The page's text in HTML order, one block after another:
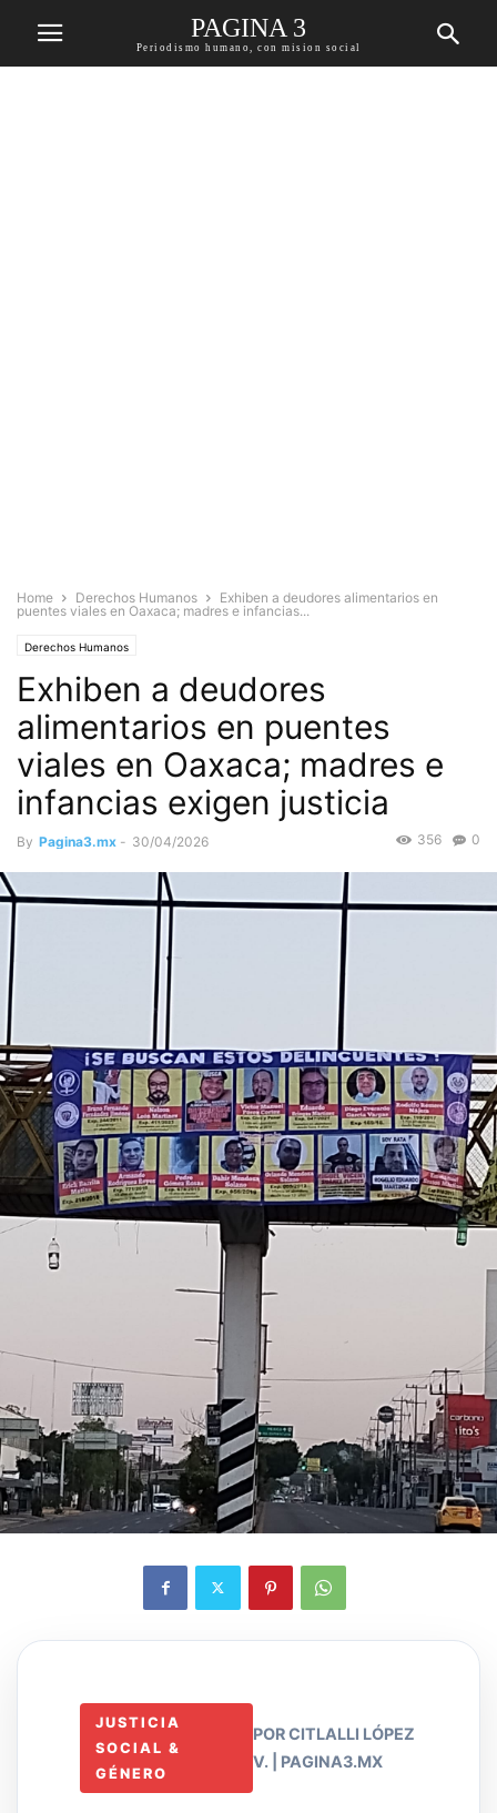
PAGINA 3
Periodismo humano, con mision social
Home Derechos Humanos
Exhiben a deudores alimentarios en
puentes viales en Oaxaca; madres e infancias...
Derechos Humanos
Exhiben a deudores
alimentarios en puentes
viales en Oaxaca; madres e
infancias exigen justicia
By Pagina3.mx - 30/04/2026 0
356
JUSTICIA
SOCIAL &
GÉNERO
POR CITLALLI LÓPEZ
V. | PAGINA3.MX